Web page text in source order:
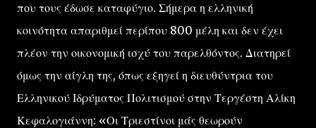
που τους έδωσε καταφύγιο. Σήμερα η ελληνική
κοινότητα απαριθμεί περίπου 800 μέλη και δεν έχει
πλέον την οικονομική ισχύ του παρελθόντος. Διατηρεί
όμως την αίγλη της, όπως εξηγεί η διευθύντρια του
Ελληνικού Ιδρύματος Πολιτισμού στην Τεργέστη Αλίκη
Κεφαλογιάννη: «Οι Τριεστίνοι μάς θεωρούν